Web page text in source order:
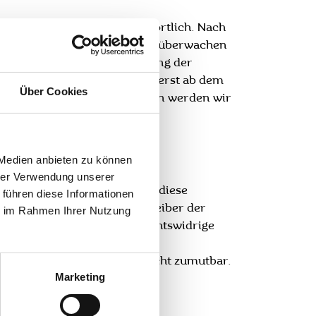
Über Cookies
anbieten zu können
Verwendung unserer
diese Informationen
Rahmen Ihrer Nutzung
Marketing
Gesetzen verantwortlich. Nach
fremde Informationen zu überwachen
Entfernung oder Sperrung der
Haftung ist jedoch erst ab dem
Rechtsverletzungen werden wir
Deshalb können wir für diese
Anbieter oder Betreiber der
überprüft. Rechtswidrige
einer Rechtsverletzung nicht zumutbar.